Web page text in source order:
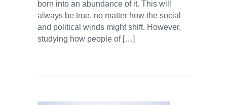
born into an abundance of it. This will
always be true, no matter how the social
and political winds might shift. However,
studying how people of […]